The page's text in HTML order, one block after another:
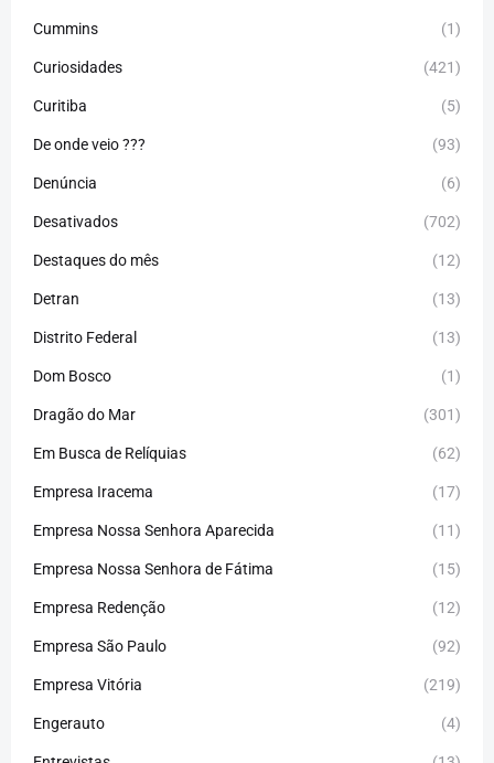
Cummins (1)
Curiosidades (421)
Curitiba (5)
De onde veio ??? (93)
Denúncia (6)
Desativados (702)
Destaques do mês (12)
Detran (13)
Distrito Federal (13)
Dom Bosco (1)
Dragão do Mar (301)
Em Busca de Relíquias (62)
Empresa Iracema (17)
Empresa Nossa Senhora Aparecida (11)
Empresa Nossa Senhora de Fátima (15)
Empresa Redenção (12)
Empresa São Paulo (92)
Empresa Vitória (219)
Engerauto (4)